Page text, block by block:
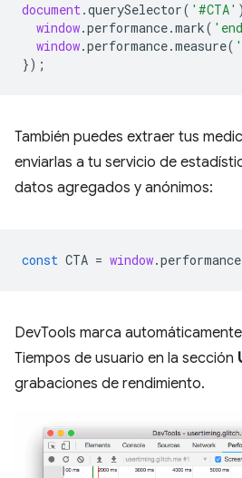
document.querySelector( '#CTA'
window.performance.mark(
window.performance.measure(
});
También puedes extraer tus
enviarlas a tu servicio de
datos agregados y anónimos:
const CTA = window.performance
DevTools marca
Tiempos de usuario en la sección
grabaciones de rendimiento.